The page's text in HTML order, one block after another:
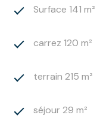
une terrasse
une salle de bain.
Maison familiale R+2
Jardin avant et
Surface 141 m²
carrez 120 m²
terrain 215 m²
séjour 29 m²